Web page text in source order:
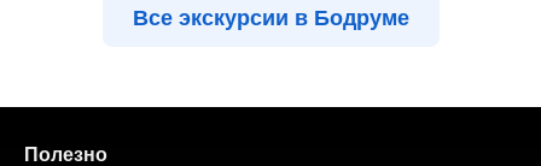
Все экскурсии в Бодруме
Полезно